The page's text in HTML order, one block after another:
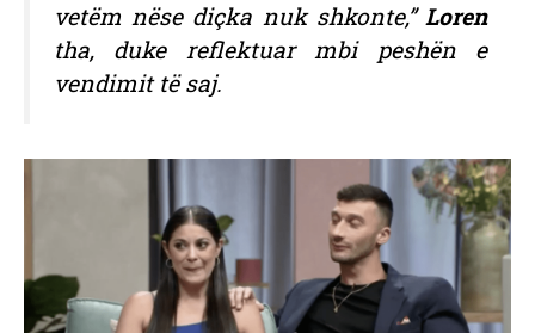
vetëm nëse diçka nuk shkonte,” Loren
tha, duke reflektuar mbi peshën e
vendimit të saj.